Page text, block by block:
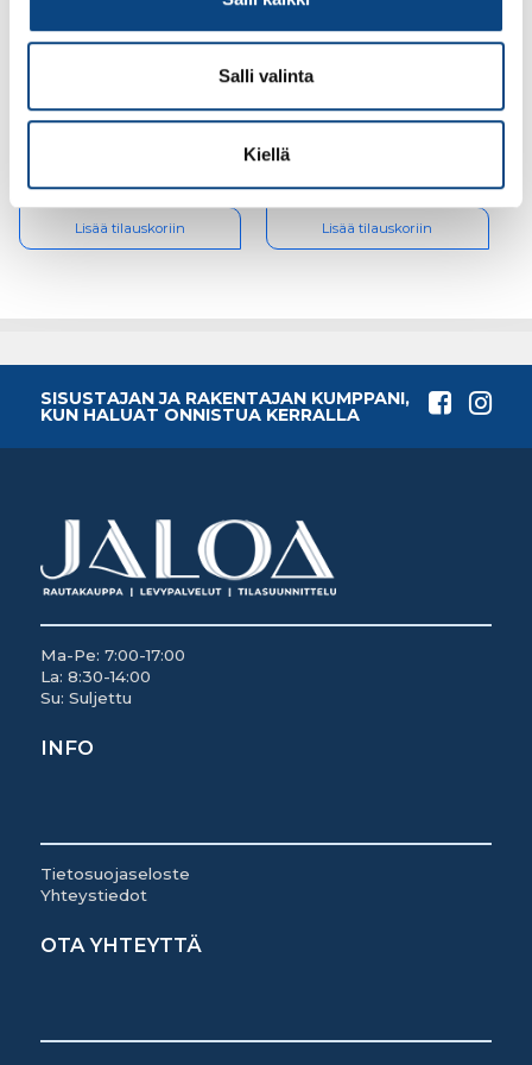
Salli valinta
Kiellä
25M, poistuva
Lisää tilauskoriin
Storm XL+ S3 koko 43,
49-52782-153-0PM,
Lisää tilauskoriin
SISUSTAJAN JA RAKENTAJAN KUMPPANI,
KUN HALUAT ONNISTUA KERRALLA
Ma-Pe: 7:00-17:00
La: 8:30-14:00
Su: Suljettu
INFO
Tietosuojaseloste
Yhteystiedot
OTA YHTEYTTÄ